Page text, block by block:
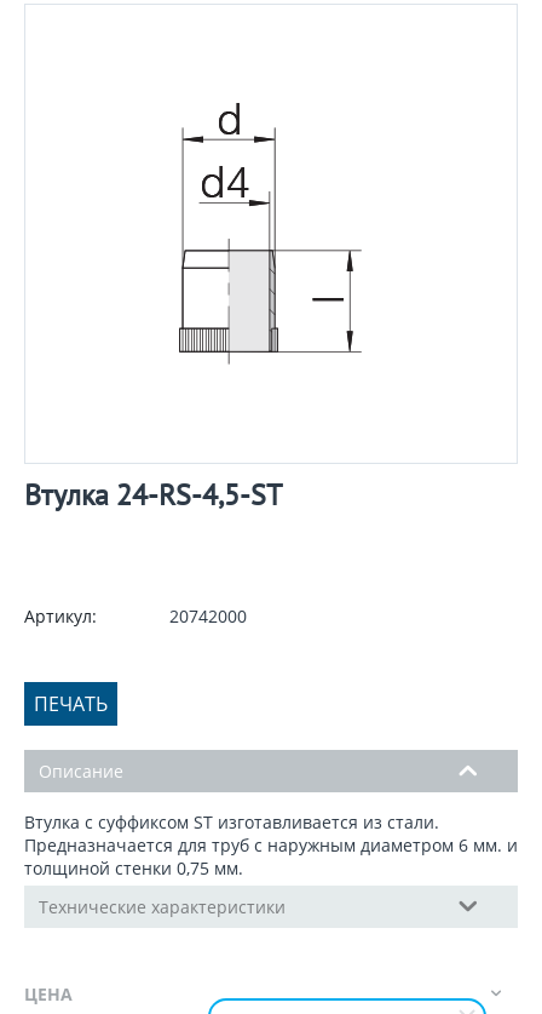
Втулка 24-RS-4,5-ST
Артикул: 20742000
ПЕЧАТЬ
Описание
Втулка с суффиксом ST изготавливается из стали.
Предназначается для труб с наружным диаметром 6 мм. и
толщиной стенки 0,75 мм.
Технические характеристики
ЦЕНА